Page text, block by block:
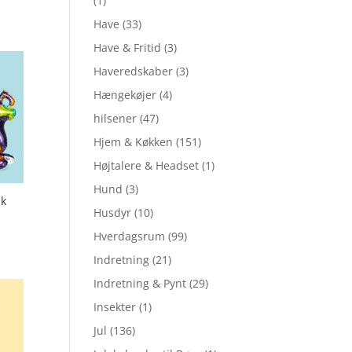
Have (33)
Have & Fritid (3)
Haveredskaber (3)
Hængekøjer (4)
hilsener (47)
Hjem & Køkken (151)
Højtalere & Headset (1)
Hund (3)
Husdyr (10)
Hverdagsrum (99)
Indretning (21)
Indretning & Pynt (29)
Insekter (1)
Jul (136)